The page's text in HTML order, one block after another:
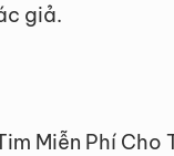
giả.
Miễn Phí Cho